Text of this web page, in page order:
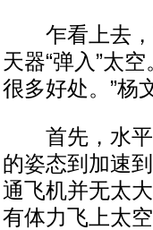
乍看上去，
天器“弹入”太
很多好处。”杨
首先，水平
的姿态到加速
通飞机并无太
有体力飞上太